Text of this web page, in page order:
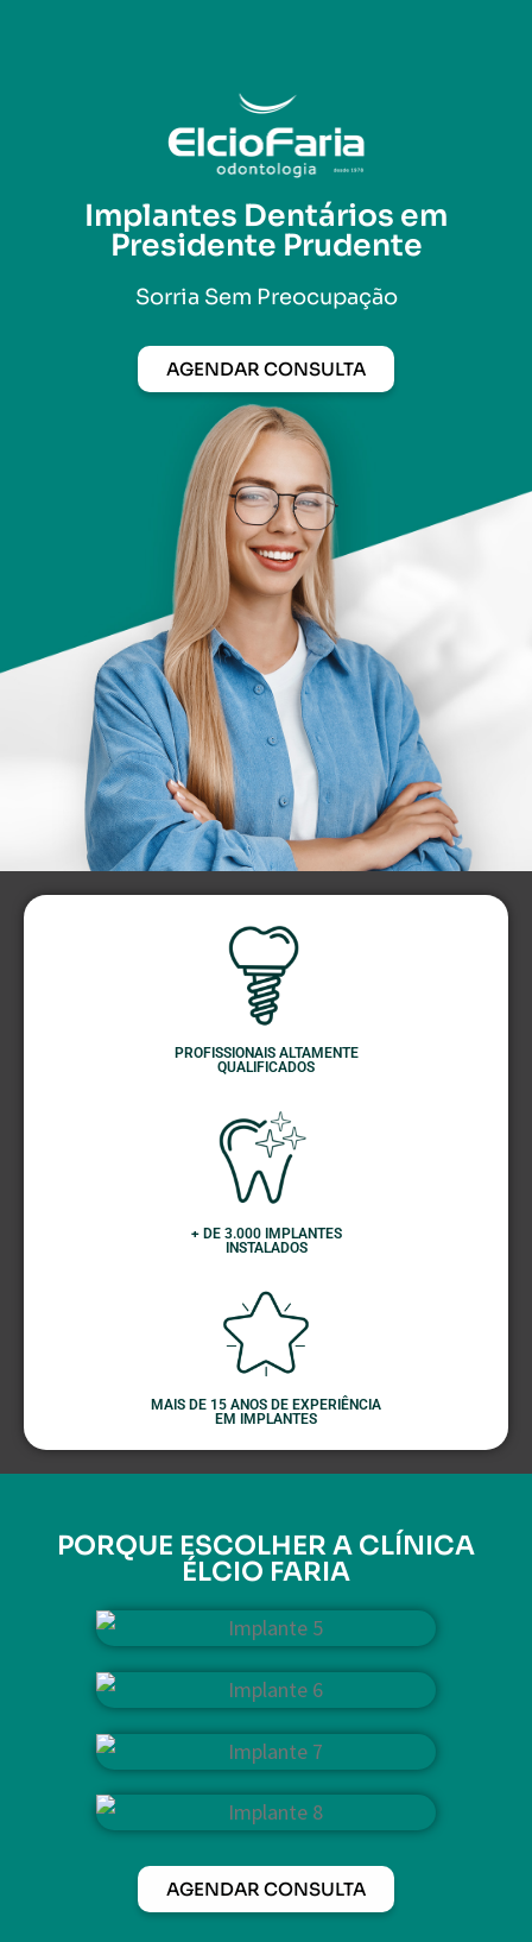
Implantes Dentários em
Presidente Prudente
Sorria Sem Preocupação
AGENDAR CONSULTA
PROFISSIONAIS ALTAMENTE
QUALIFICADOS
+ DE 3.000 IMPLANTES
INSTALADOS
MAIS DE 15 ANOS DE EXPERIÊNCIA
EM IMPLANTES
PORQUE ESCOLHER A CLÍNICA
ÉLCIO FARIA
AGENDAR CONSULTA